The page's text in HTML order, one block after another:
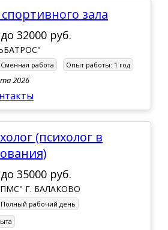
спортивного зала
до 32000 руб.
Сменная работа Опыт работы: 1 год
2026
до 35000 руб.
Г. БАЛАКОВО
Полный рабочий день